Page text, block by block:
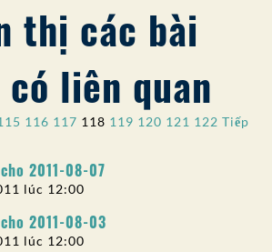
CHÚNG
thị các bài
liên quan
116 117 118 119 120 121 122 Tiếp
2011-08-07
lúc 12:00
2011-08-03
lúc 12:00